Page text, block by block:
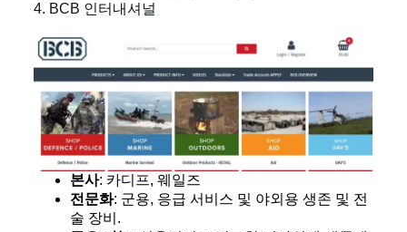
4. BCB 인터내셔널
본사: 카디프, 웨일즈
전문화: 군용, 응급 서비스 및 야외용 생존 및 전
술 장비.